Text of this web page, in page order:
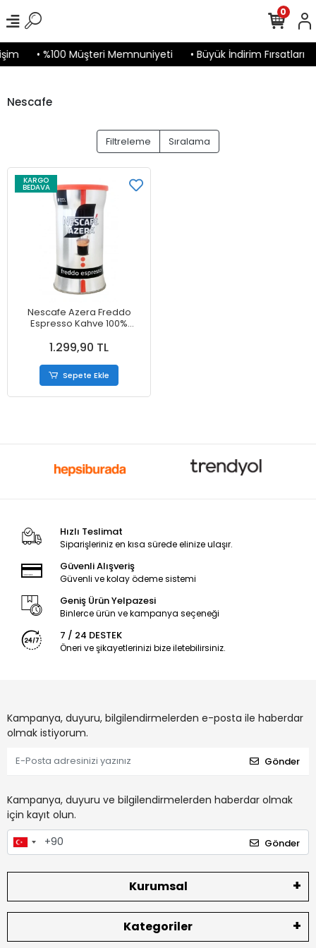
• %100 Müşteri Memnuniyeti • Büyük İndirim Fırsatları
0
Nescafe
Filtreleme Sıralama
KARGO
BEDAVA
Nescafe Azera Freddo
Espresso Kahve 100%
1.299,90 TL
Sepete Ekle
Hızlı Teslimat
Siparişleriniz en kısa sürede elinize ulaşır.
Güvenli Alışveriş
Güvenli ve kolay ödeme sistemi
Geniş Ürün Yelpazesi
Binlerce ürün ve kampanya seçeneği
7 / 24 DESTEK
Öneri ve şikayetlerinizi bize iletebilirsiniz.
Kampanya, duyuru, bilgilendirmelerden e-posta ile haberdar
olmak istiyorum.
Gönder
Kampanya, duyuru ve bilgilendirmelerden haberdar olmak
için kayıt olun.
Gönder
Kurumsal
Kategoriler